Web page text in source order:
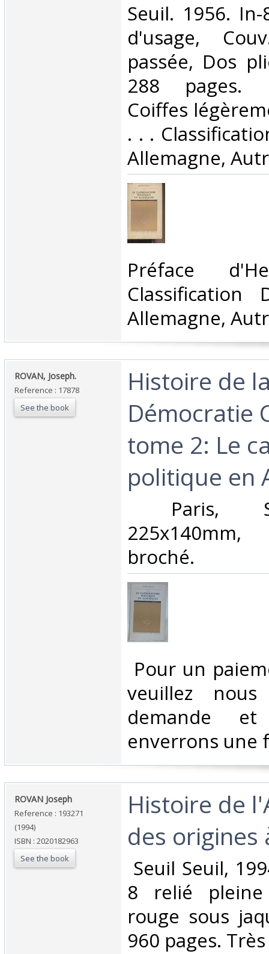
‎Seuil. 1956.
d'usage,
passée, Dos
288 pages.
Coiffes
. . .
Allemagne,
‎Préface
Classification
Allemagne,
‎ROVAN, Joseph.‎
Reference : 17878
See the book
‎Histoire de
Démocratie
tome 2: Le
politique en
Paris,
broché. ‎
Pour un
veuillez
demande
enverrons une
‎ROVAN Joseph‎
Reference : 193271
(1994)
ISBN : 2020182963
See the book
‎Histoire de
des origines
Seuil Seuil,
8 relié
rouge sous
960 pages.